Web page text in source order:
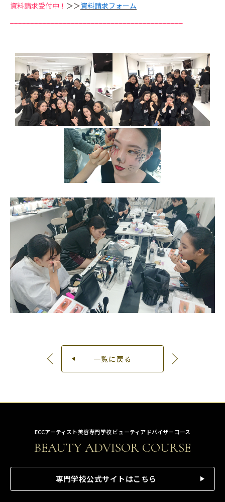
資料請求受付中！ ＞＞資料請求フォーム
一覧に戻る
ECCアーティスト美容専門学校 ビューティアドバイザーコース
BEAUTY ADVISOR COURSE
専門学校公式サイトはこちら